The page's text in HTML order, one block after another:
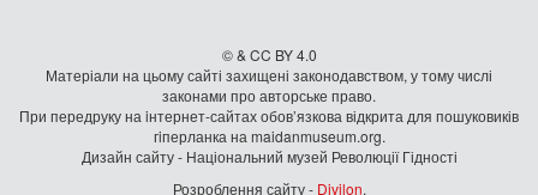
© & CC BY 4.0
Матеріали на цьому сайті захищені законодавством, у тому числі
законами про авторське право.
При передруку на iнтернет-сайтах обов’язкова відкрита для пошуковиків
гiперланка на maidanmuseum.org.
Дизайн сайту - Національний музей Революції Гідності
Розроблення сайту - Divilon.